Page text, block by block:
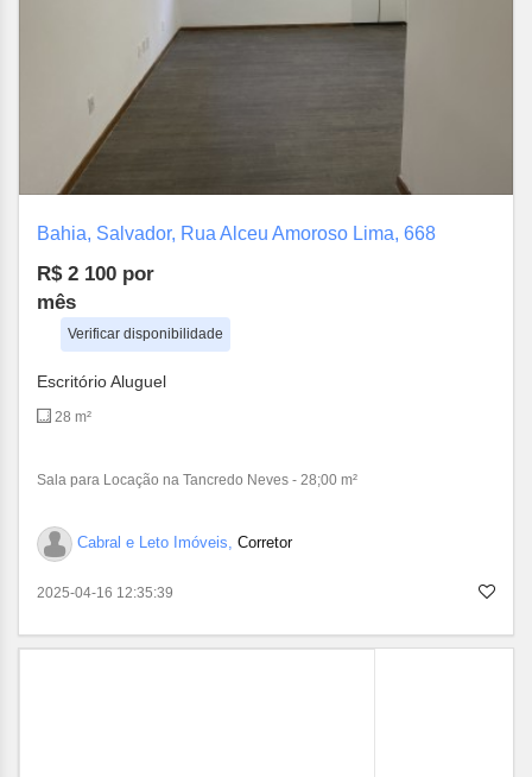
Bahia, Salvador, Rua Alceu Amoroso Lima, 668
R$ 2 100 por
mês
Verificar disponibilidade
Escritório Aluguel
28 m²
Sala para Locação na Tancredo Neves - 28;00 m²
Cabral e Leto Imóveis, Corretor
2025-04-16 12:35:39